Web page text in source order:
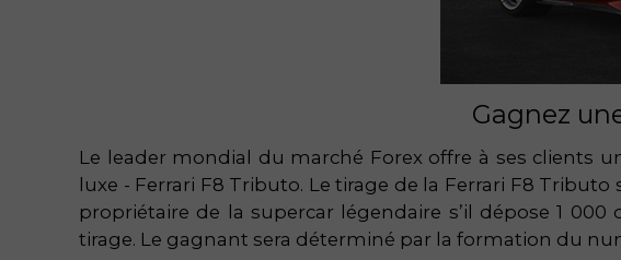
Gagnez
Le leader mondial du marché Forex offre à ses clients
luxe - Ferrari F8 Tributo. Le tirage de la Ferrari F8
propriétaire de la supercar légendaire s’il dépose 1
tirage. Le gagnant sera déterminé par la formation du